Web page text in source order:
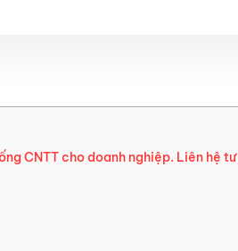
CNTT cho doanh nghiệp. Liên hệ